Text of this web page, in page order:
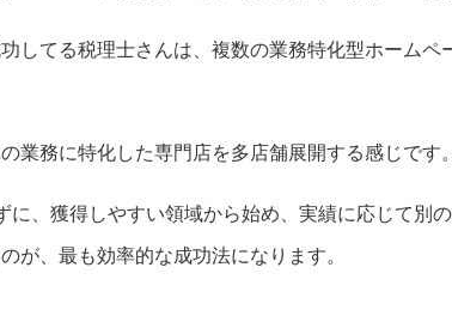
してる税理士さんは、複数の業務特化型ホームペ
業務に特化した専門店を多店舗展開する感じです
に、獲得しやすい領域から始め、実績に応じて別
が、最も効率的な成功法になります。